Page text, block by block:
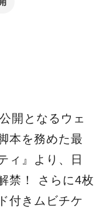
開となるウェ
本を務めた最
ィ』より、日
禁！ さらに4枚
付きムビチケ